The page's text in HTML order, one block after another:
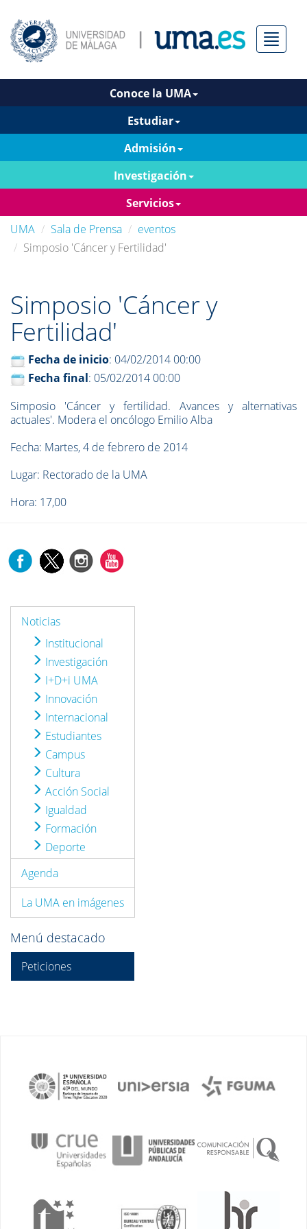
Menú
Conoce la UMA
Estudiar
Admisión
Investigación
Servicios
UMA
Sala de Prensa
eventos
Simposio 'Cáncer y Fertilidad'
Simposio 'Cáncer y
Fertilidad'
Fecha de inicio: 04/02/2014 00:00
Fecha final: 05/02/2014 00:00
Simposio 'Cáncer y fertilidad. Avances y alternativas
actuales'. Modera el oncólogo Emilio Alba
Fecha: Martes, 4 de febrero de 2014
Lugar: Rectorado de la UMA
Hora: 17,00
Noticias
Institucional
Investigación
I+D+i UMA
Innovación
Internacional
Estudiantes
Campus
Cultura
Acción Social
Igualdad
Formación
Deporte
Agenda
La UMA en imágenes
Menú destacado
Peticiones